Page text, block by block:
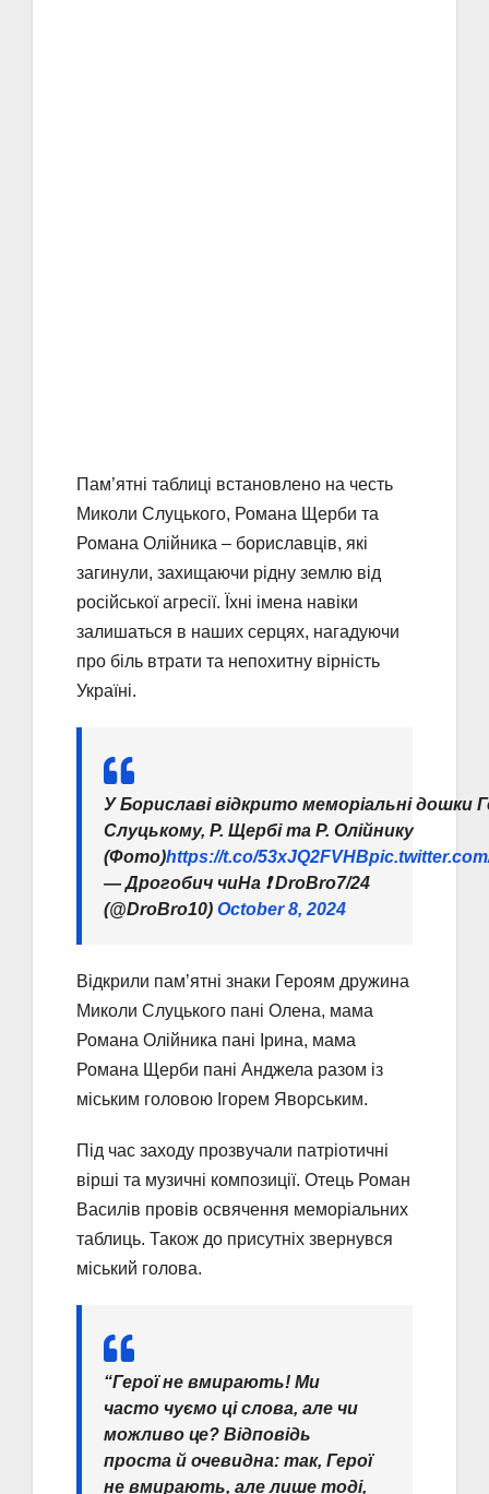
Пам’ятні таблиці встановлено на честь
Миколи Слуцького, Романа Щерби та
Романа Олійника – бориславців, які
загинули, захищаючи рідну землю від
російської агресії. Їхні імена навіки
залишаться в наших серцях, нагадуючи
про біль втрати та непохитну вірність
Україні.
У Бориславі відкрито меморіальні дошки
Слуцькому, Р. Щербі та Р. Олійнику
(Фото)https://t.co/53xJQ2FVHB
— Дрогобич чиНа ❗️ DroBro7/24
(@DroBro10) October 8, 2024
Відкрили пам’ятні знаки Героям дружина
Миколи Слуцького пані Олена, мама
Романа Олійника пані Ірина, мама
Романа Щерби пані Анджела разом із
міським головою Ігорем Яворським.
Під час заходу прозвучали патріотичні
вірші та музичні композиції. Отець Роман
Василів провів освячення меморіальних
таблиць. Також до присутніх звернувся
міський голова.
“Герої не вмирають! Ми
часто чуємо ці слова, але чи
можливо це? Відповідь
проста й очевидна: так, Герої
не вмирають, але лише тоді,